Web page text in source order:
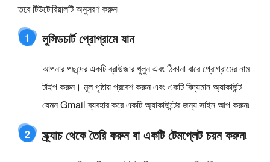
তবে টিউটোরিয়ালটি অনুসরণ করুন৷
1 লুসিডচার্ট প্রোগ্রামে যান
আপনার পছন্দের একটি ব্রাউজার খুলুন এবং ঠিকানা বারে প্রোগ্রামের নাম
টাইপ করুন। মূল পৃষ্ঠায় প্রবেশ করুন এবং একটি বিদ্যমান অ্যাকাউন্ট
যেমন Gmail ব্যবহার করে একটি অ্যাকাউন্টের জন্য সাইন আপ করুন৷
2 স্ক্র্যাচ থেকে তৈরি করুন বা একটি টেমপ্লেট চয়ন করুন৷